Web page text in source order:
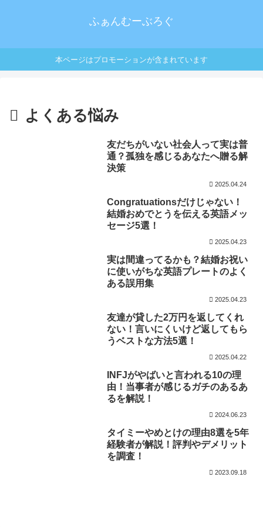
ふぁんむーぶろぐ
本ページはプロモーションが含まれています
よくある悩み
友だちがいない社会人って実は普
通？孤独を感じるあなたへ贈る解
決策
2025.04.24
Congratuationsだけじゃない！
結婚おめでとうを伝える英語メッ
セージ5選！
2025.04.23
実は間違ってるかも？結婚お祝い
に使いがちな英語プレートのよく
ある誤用集
2025.04.23
友達が貸した2万円を返してくれ
ない！言いにくいけど返してもら
うベストな方法5選！
2025.04.22
INFJがやばいと言われる10の理
由！当事者が感じるガチのあるあ
るを解説！
2024.06.23
タイミーやめとけの理由8選を5年
経験者が解説！評判やデメリット
を調査！
2023.09.18